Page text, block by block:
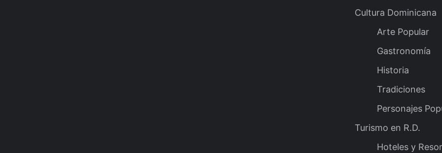
Cultura Dominicana
Arte Popular
Gastronomía
Historia
Tradiciones
Personajes
Turismo en R.D.
Hoteles y